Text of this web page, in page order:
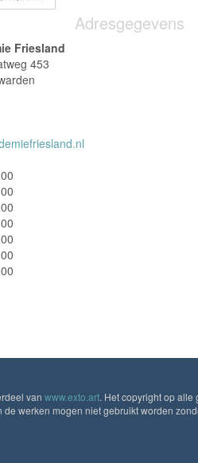
Adresgegevens
Friesland
453
van www.exto.art. Het copyright op alle
werken mogen niet gebruikt worden